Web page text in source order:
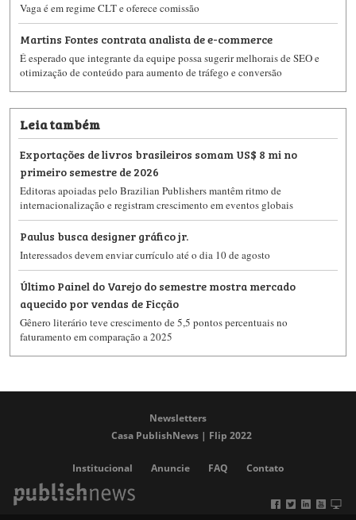
Vaga é em regime CLT e oferece comissão
Martins Fontes contrata analista de e-commerce
É esperado que integrante da equipe possa sugerir melhorais de SEO e
otimização de conteúdo para aumento de tráfego e conversão
Leia também
Exportações de livros brasileiros somam US$ 8 mi no
primeiro semestre de 2026
Editoras apoiadas pelo Brazilian Publishers mantêm ritmo de
internacionalização e registram crescimento em eventos globais
Paulus busca designer gráfico jr.
Interessados devem enviar currículo até o dia 10 de agosto
Último Painel do Varejo do semestre mostra mercado
aquecido por vendas de Ficção
Gênero literário teve crescimento de 5,5 pontos percentuais no
faturamento em comparação a 2025
Newsletters
Casa PublishNews | Flip 2022
Institucional Anuncie FAQ Contato